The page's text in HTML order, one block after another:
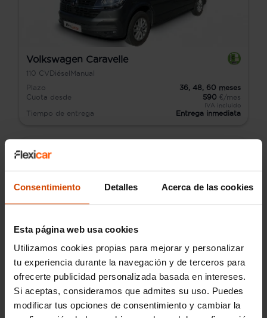
Consentimiento Detalles Acerca de las cookies
Esta página web usa cookies
Utilizamos cookies propias para mejorar y personalizar
tu experiencia durante la navegación y de terceros para
ofrecerte publicidad personalizada basada en intereses.
Si aceptas, consideramos que admites su uso. Puedes
modificar tus opciones de consentimiento y cambiar la
Volkswagen Caravelle
110 CVDiéselManual
Plazo
36, 48, 60 meses
Cuota desde
590 €/mes
IVA incluido
Tiempo de entrega Entrega inmediata